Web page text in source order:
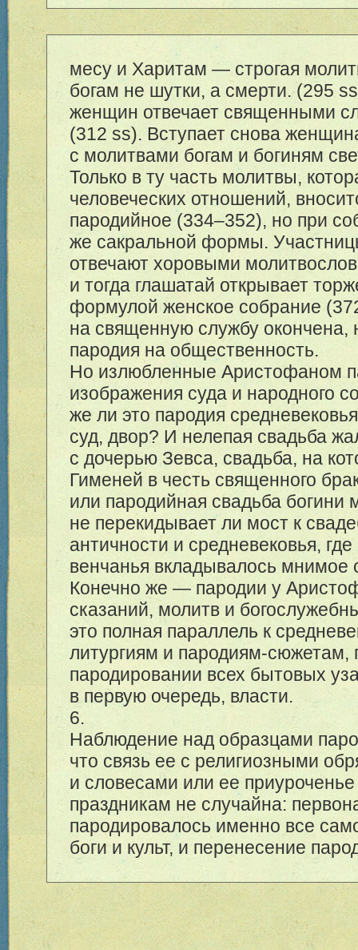
месу и Харитам — строгая
богам не шутки, а смерти. (295
женщин отвечает священными
(312 ss). Вступает снова
с молитвами богам и богиням
Только в ту часть молитвы,
человеческих отношений,
пародийное (334–352), но при
же сакральной формы.
отвечают хоровыми
и тогда глашатай открывает
формулой женское собрание
на священную службу окончена,
пародия на общественность.
Но излюбленные Аристофаном
изображения суда и народного
же ли это пародия
суд, двор? И нелепая свадьба
с дочерью Зевса, свадьба, на
Гименей в честь священного
или пародийная свадьба богини
не перекидывает ли мост к
античности и средневековья,
венчанья вкладывалось мнимое
Конечно же — пародии у
сказаний, молитв и
это полная параллель к
литургиям и пародиям-
пародировании всех бытовых
в первую очередь, власти.
6.
Наблюдение над образцами
что связь ее с религиозными
и словесами или ее
праздникам не случайна:
пародировалось именно все
боги и культ, и перенесение